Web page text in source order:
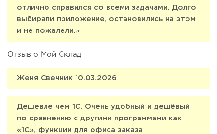
отлично справился со всеми задачами. Долго
выбирали приложение, остановились на этом
и не пожалели.»
Отзыв о Мой Склад
Женя Свечник 10.03.2026
Дешевле чем 1С. Очень удобный и дешёвый
по сравнению с другими программами как
«1С», функции для офиса заказа